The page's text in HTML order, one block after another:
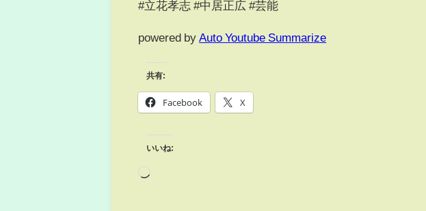
#立花孝志 #中居正広 #芸能
powered by Auto Youtube Summarize
共有:
Facebook X
いいね: